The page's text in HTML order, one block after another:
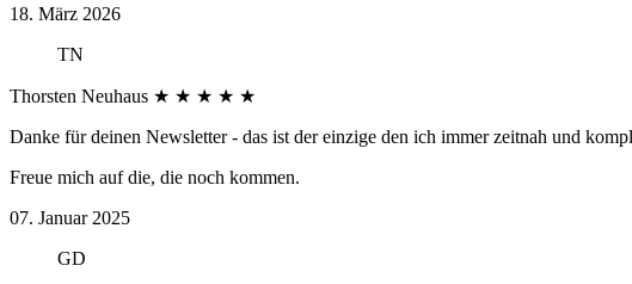
18. März 2026
TN
Thorsten Neuhaus ★ ★ ★ ★ ★
Danke für deinen Newsletter - das ist der einzige den ich immer zeitnah und
Freue mich auf die, die noch kommen.
07. Januar 2025
GD